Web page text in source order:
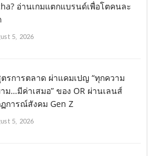
อ่านเกมแตกแบรนด์เพื่อโตคนละ
5, 2026
รการตลาด ผ่าแคมเปญ “ทุกความ
ม…มีค่าเสมอ” ของ OR ผ่านเลนส์
การณ์สังคม Gen Z
5, 2026